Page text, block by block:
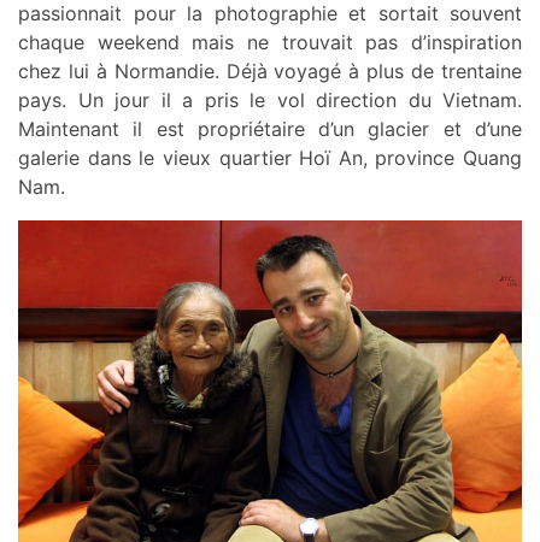
passionnait pour la photographie et sortait souvent
chaque weekend mais ne trouvait pas d’inspiration
chez lui à Normandie. Déjà voyagé à plus de trentaine
pays. Un jour il a pris le vol direction du Vietnam.
Maintenant il est propriétaire d’un glacier et d’une
galerie dans le vieux quartier Hoï An, province Quang
Nam.